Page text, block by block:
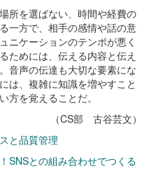
所を選ばない、時間や経費の
一方で、相手の感情や話の意
ニケーションのテンポが悪く
ためには、伝える内容と伝え
音声の伝達も大切な要素にな
は、複雑に知識を増やすこと
方を覚えることだ。
（CS部 古谷芸文）
と品質管理
SNSとの組み合わせでつくる